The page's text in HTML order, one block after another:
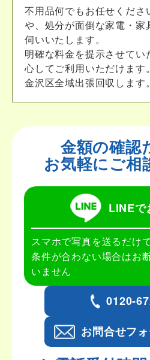
不用品何でもお任せくださ
や、処分が面倒な家電・家
伺いいたします。
明確な料金を提示させてい
心してご利用いただけます。
金沢区全域出張回収します。
金額の確認
お気軽にご相
LINEで
スマホで写真を送るだけ
条件が合わない場合はお
いません
0120-
お問合せフ